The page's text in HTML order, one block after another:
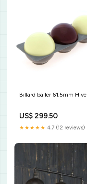
Billard baller 61,5mm Hive
US$ 299.50
★★★★★ 4.7 (12 reviews)